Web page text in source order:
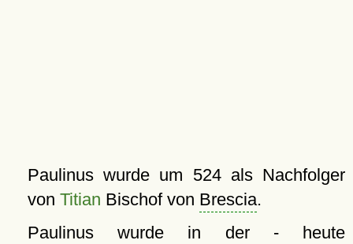
Paulinus wurde um 524 als Nachfolger
von Titian Bischof von Brescia.
Paulinus wurde in der - heute